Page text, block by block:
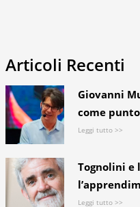
Articoli Recenti
Giovanni
come
Leggi tutto >>
Tognolini e
Leggi tutto >>